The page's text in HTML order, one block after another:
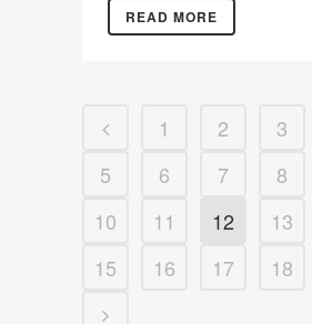
READ MORE
1 2 3
5
6 7 8
10
11 12 13
15
16 17 18